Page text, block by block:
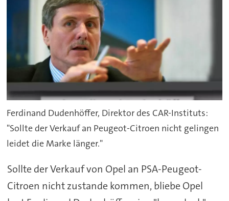
Ferdinand Dudenhöffer, Direktor des CAR-Instituts:
"Sollte der Verkauf an Peugeot-Citroen nicht gelingen
leidet die Marke länger."
Sollte der Verkauf von Opel an PSA-Peugeot-
Citroen nicht zustande kommen, bliebe Opel